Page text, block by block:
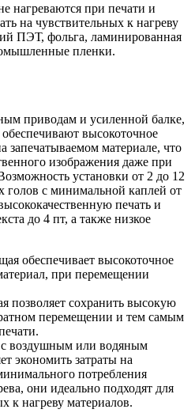
нагреваются при печати и
на чувствительных к нагреву
ПЭТ, фольга, ламинированная
пленки.
приводам и усиленной балке,
высокоточное
запечатываемом материале, что
изображения даже при
установки от 2 до 12
голов с минимальной каплей от
печать и
до 4 пт, а также низкое
обеспечивает высокоточное
при перемещении
позволяет сохранить высокую
перемещении и тем самым
воздушным или водяным
экономить затраты на
потребления
они идеально подходят для
к нагреву материалов.